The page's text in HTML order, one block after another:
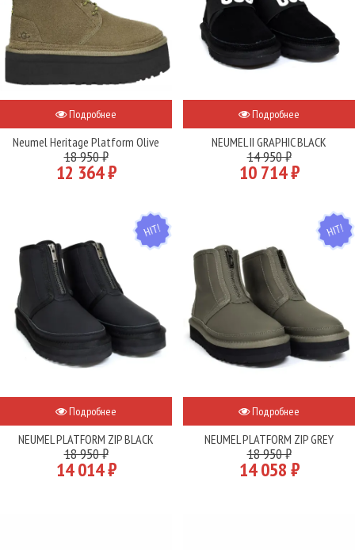
Подробнее
Neumel Heritage Platform Olive
18 950 ₽
12 364 ₽
Подробнее
NEUMEL II GRAPHIC BLACK
14 950 ₽
10 714 ₽
HIT
Подробнее
NEUMEL PLATFORM ZIP BLACK
18 950 ₽
14 014 ₽
HIT
Подробнее
NEUMEL PLATFORM ZIP GREY
18 950 ₽
14 058 ₽